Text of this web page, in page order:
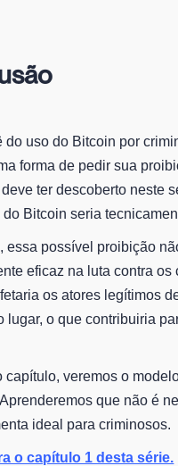
do uso do Bitcoin por
forma de pedir sua
ter descoberto neste
Bitcoin seria
essa possível proibição
eficaz na luta contra os
os atores legítimos
lugar, o que contribuiria
capítulo, veremos o
que não é
ideal para criminosos.
o capítulo 1 desta série.